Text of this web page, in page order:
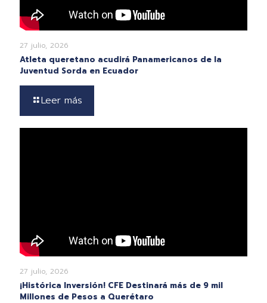
27 julio, 2026
Atleta queretano acudirá Panamericanos de la
Juventud Sorda en Ecuador
Leer más
27 julio, 2026
¡Histórica Inversión! CFE Destinará más de 9 mil
Millones de Pesos a Querétaro